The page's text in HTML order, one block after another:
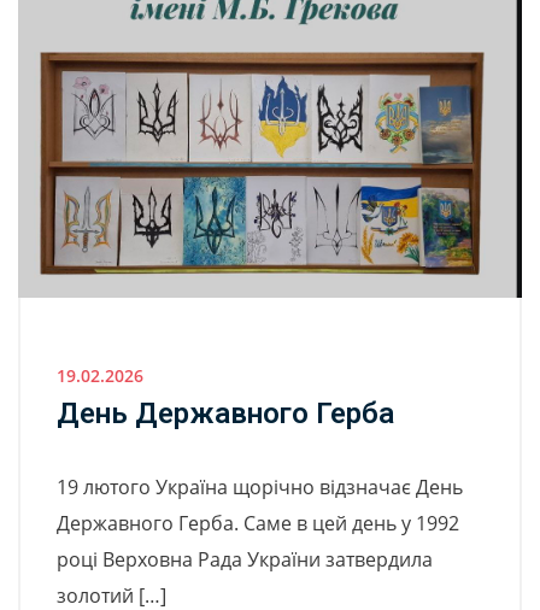
19.02.2026
День Державного Герба
19 лютого Україна щорічно відзначає День
Державного Герба. Саме в цей день у 1992
році Верховна Рада України затвердила
золотий […]